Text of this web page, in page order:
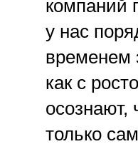
компаний
у нас
временем
как с
осознают,
только